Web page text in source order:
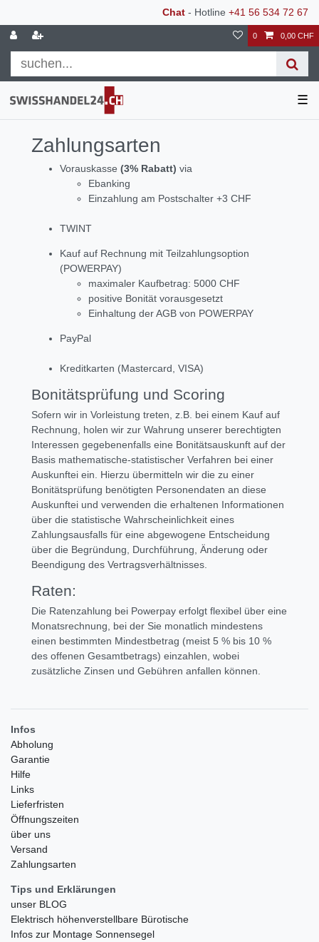
Chat - Hotline +41 56 534 72 67
0 0,00 CHF
☰
Zahlungsarten
Vorauskasse (3% Rabatt) via
Ebanking
Einzahlung am Postschalter +3 CHF
TWINT
Kauf auf Rechnung mit Teilzahlungsoption
(POWERPAY)
maximaler Kaufbetrag: 5000 CHF
positive Bonität vorausgesetzt
Einhaltung der AGB von POWERPAY
PayPal
Kreditkarten (Mastercard, VISA)
Bonitätsprüfung und Scoring
Sofern wir in Vorleistung treten, z.B. bei einem Kauf auf
Rechnung, holen wir zur Wahrung unserer berechtigten
Interessen gegebenenfalls eine Bonitätsauskunft auf der
Basis mathematische-statistischer Verfahren bei einer
Auskunftei ein. Hierzu übermitteln wir die zu einer
Bonitätsprüfung benötigten Personendaten an diese
Auskunftei und verwenden die erhaltenen Informationen
über die statistische Wahrscheinlichkeit eines
Zahlungsausfalls für eine abgewogene Entscheidung
über die Begründung, Durchführung, Änderung oder
Beendigung des Vertragsverhältnisses.
Raten:
Die Ratenzahlung bei Powerpay erfolgt flexibel über eine
Monatsrechnung, bei der Sie monatlich mindestens
einen bestimmten Mindestbetrag (meist 5 % bis 10 %
des offenen Gesamtbetrags) einzahlen, wobei
zusätzliche Zinsen und Gebühren anfallen können.
Infos
Abholung
Garantie
Hilfe
Links
Lieferfristen
Öffnungszeiten
über uns
Versand
Zahlungsarten
Tips und Erklärungen
unser BLOG
Elektrisch höhenverstellbare Bürotische
Infos zur Montage Sonnensegel